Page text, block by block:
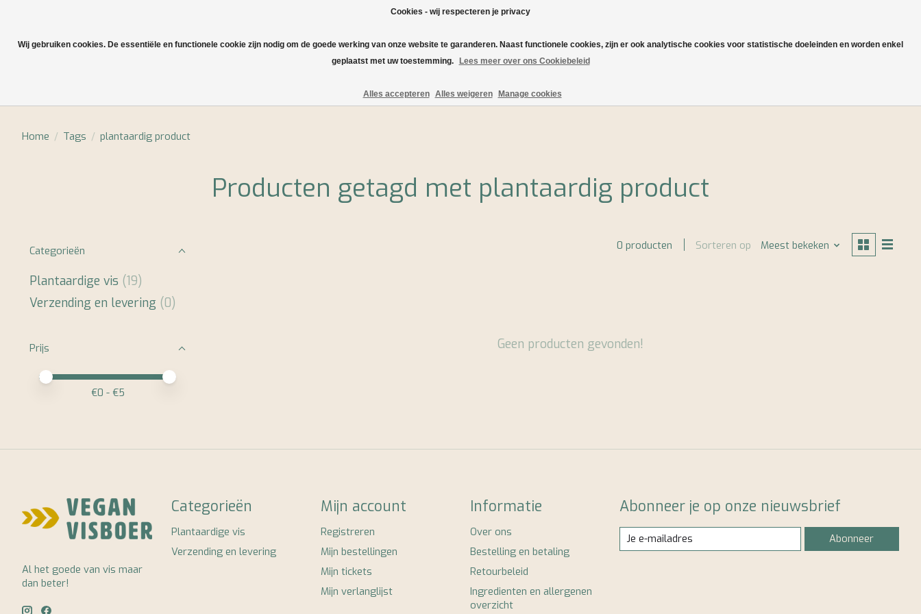
Home / Tags / plantaardig product
Producten getagd met plantaardig product
Categorieën
Plantaardige vis (19)
Verzending en levering (0)
Prijs
Minimale prijswaarde
Price maximum value
€0 - €5
0 producten Sorteren op Meest bekeken
Geen producten gevonden!
Al het goede van vis maar
dan beter!
Categorieën
Plantaardige vis
Verzending en levering
Mijn account
Registreren
Mijn bestellingen
Mijn tickets
Mijn verlanglijst
Informatie
Over ons
Bestelling en betaling
Retourbeleid
Ingredienten en allergenen
overzicht
Abonneer je op onze nieuwsbrief
Abonneer
Cookies - wij respecteren je privacy
Wij gebruiken cookies. De essentiële en functionele cookie zijn nodig om de goede werking van onze website te garanderen. Naast functionele cookies, zijn er ook analytische cookies voor statistische doeleinden en worden enkel
geplaatst met uw toestemming.
Lees meer over ons Cookiebeleid
Alles accepteren Alles weigeren Manage cookies